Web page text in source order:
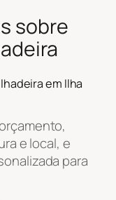
sobre
em Ilha
e local, e
para